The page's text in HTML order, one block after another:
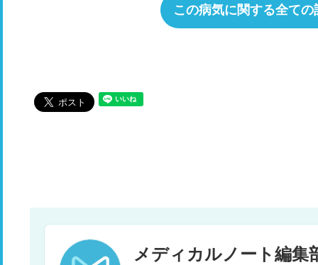
この病気に関する全て
メディカルノート編集